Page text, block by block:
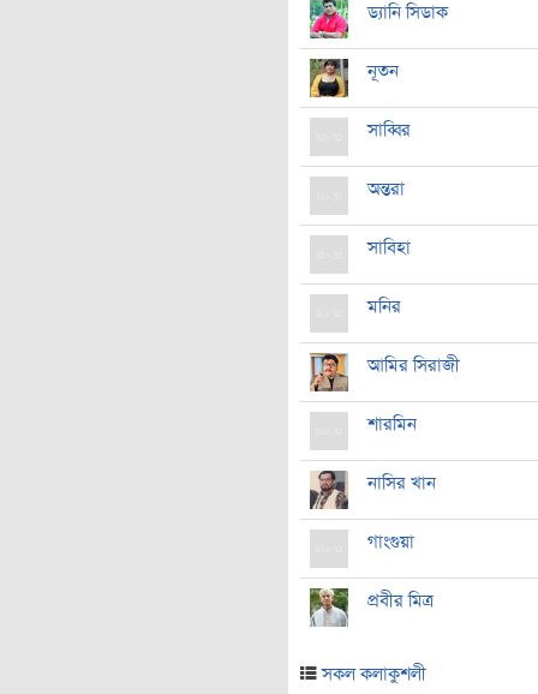
ড্যানি সিডাক
নূতন
সাব্বির
অন্তরা
সাবিহা
মনির
আমির সিরাজী
শারমিন
নাসির খান
গাংগুয়া
প্রবীর মিত্র
সকল কলাকুশলী